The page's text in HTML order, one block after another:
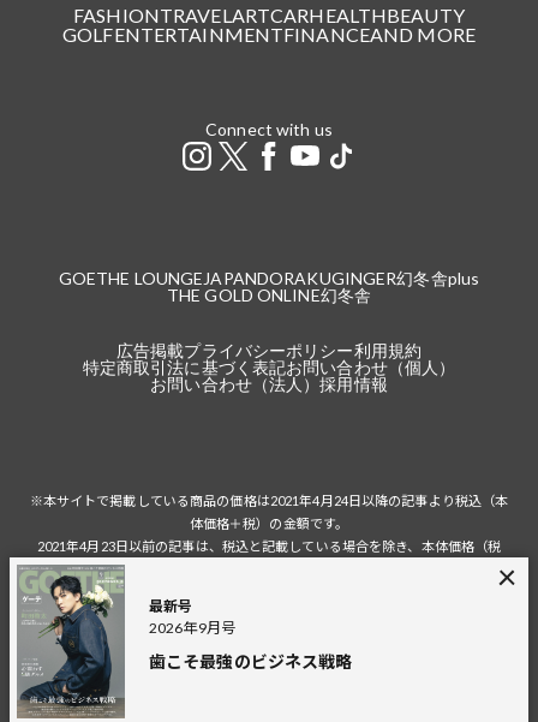
最新号
2026年9月号
歯こそ最強のビジネス戦略
FASHIONTRAVELARTCARHEALTHBEAUTY
GOLFENTERTAINMENTFINANCEAND MORE
Connect with us
GOETHE LOUNGE JAPANDORAKUGINGER幻冬舎plus
THE GOLD ONLINE幻冬舎
広告掲載プライバシーポリシー利用規約
特定商取引法に基づく表記お問い合わせ（個人）
お問い合わせ（法人）採用情報
※本サイトで掲載している商品の価格は2021年4月24日以降の記事より税込（本
体価格＋税）の金額です。
2021年4月23日以前の記事は、税込と記載している場合を除き、本体価格（税
税込の場合の税額は掲載当時の税率に準じます。